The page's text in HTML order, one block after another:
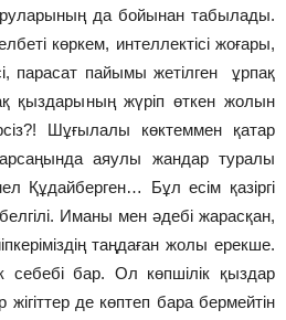
да бойынан табылады.
көркем, интеллектісі жоғары,
парасат пайымы жетілген ұрпақ
қыздарының жүріп өткен жолын
Шұғылалы көктеммен қатар
аяулы жандар туралы
Құдайберген… Бұл есім қазіргі
Иманы мен әдебі жарасқан,
таңдаған жолы ерекше.
себебі бар. Ол көпшілік қыздар
жігіттер де көптеп бара бермейтін